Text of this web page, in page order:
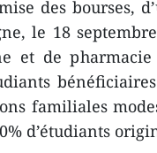
des bourses,
le 18
et de
familiales
d’étudiants